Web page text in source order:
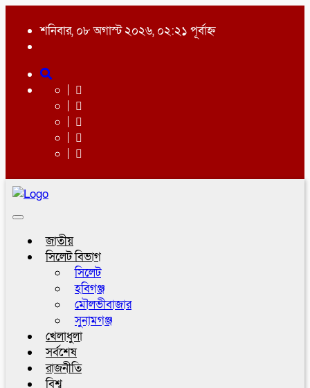
শনিবার, ০৮ অগাস্ট ২০২৬, ০২:২১ পূর্বাহ্ন
Toggle
জাতীয়
সিলেট বিভাগ
সিলেট
হবিগঞ্জ
মৌলভীবাজার
সুনামগঞ্জ
খেলাধুলা
সর্বশেষ
রাজনীতি
বিশ্ব